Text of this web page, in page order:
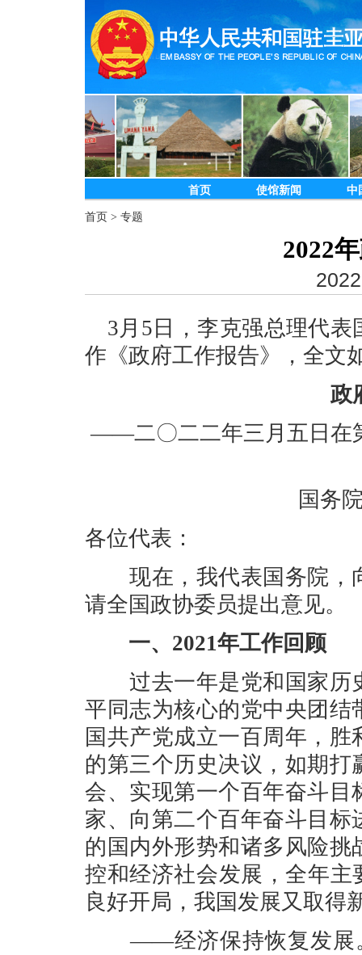
首页 使馆新闻 中
首页 > 专题
2022
3月5日，李克强总理代
作《政府工作报告》，全文
政
——二〇二二年三月五日在
国务
各位代表：
现在，我代表国务院，
请全国政协委员提出意见。
一、2021年工作回顾
过去一年是党和国家历
平同志为核心的党中央团
国共产党成立一百周年，
的第三个历史决议，如期
会、实现第一个百年奋斗
家、向第二个百年奋斗目
的国内外形势和诸多风险
控和经济社会发展，全年主
良好开局，我国发展又取得
——经济保持恢复发展。